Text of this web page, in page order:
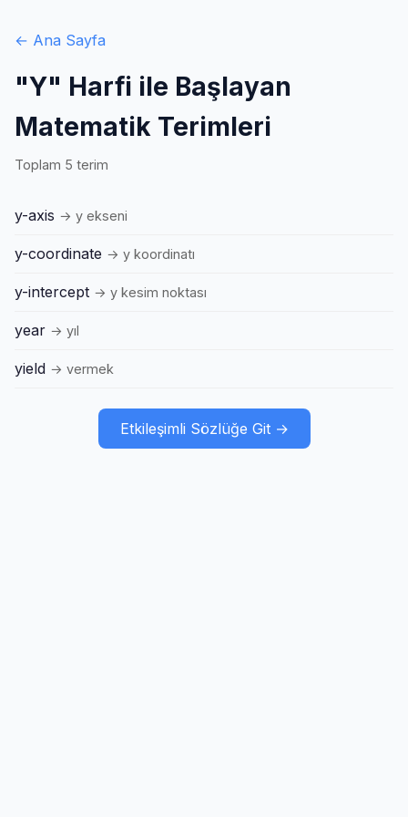
← Ana Sayfa
"Y" Harfi ile Başlayan
Matematik Terimleri
Toplam 5 terim
y-axis → y ekseni
y-coordinate → y koordinatı
y-intercept → y kesim noktası
year → yıl
yield → vermek
Etkileşimli Sözlüğe Git →